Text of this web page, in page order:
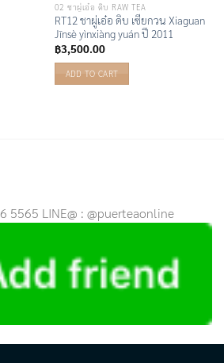
02 ชาผู่เอ๋อ ดิบ RAW TEA
RT12 ชาผู่เอ๋อ ดิบ เซียกวน Xiaguan
Jīnsè yìnxiàng yuán ปี 2011
฿3,500.00
ADD TO CART
5565 LINE@ : @puerteaonline